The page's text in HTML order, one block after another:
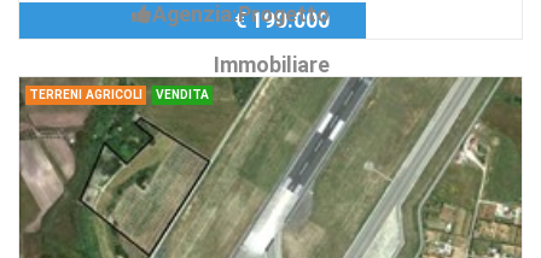
Agenzia:Progetto
Immobiliare
€ 190.000
TERRENI AGRICOLI VENDITA